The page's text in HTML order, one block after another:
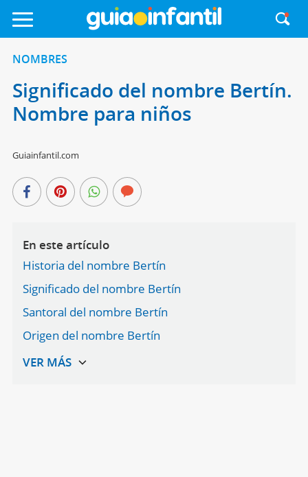
NOMBRES
Significado del nombre Bertín.
Nombre para niños
Guiainfantil.com
En este artículo
Historia del nombre Bertín
Significado del nombre Bertín
Santoral del nombre Bertín
Origen del nombre Bertín